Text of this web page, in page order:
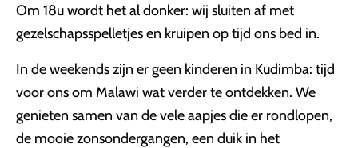
Om 18u wordt het al donker: wij sluiten af met
gezelschapsspelletjes en kruipen op tijd ons bed in.
In de weekends zijn er geen kinderen in Kudimba: tijd
voor ons om Malawi wat verder te ontdekken. We
genieten samen van de vele aapjes die er rondlopen,
de mooie zonsondergangen, een duik in het